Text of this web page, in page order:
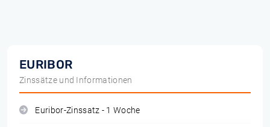
EURIBOR
Zinssätze und Informationen
Euribor-Zinssatz - 1 Woche